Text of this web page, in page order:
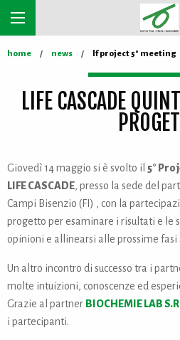
home news lf project 5° meeting
LIFE CASCADE
Giovedì 14 maggio si è svolto il 5°
LIFE CASCADE, presso la sede del
Campi Bisenzio (FI) , con la
progetto per esaminare i risultati e le
opinioni e allinearsi alle prossime
Un altro incontro di successo tra i
molte intuizioni, conoscenze ed
Grazie al partner BIOCHEMIE LAB
i partecipanti.